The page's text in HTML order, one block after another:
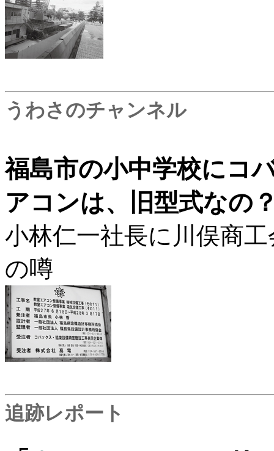
うわさのチャンネル
福島市の小中学校にコ
アコンは、旧型式なの
小林仁一社長に川俣商
の噂
追跡レポート